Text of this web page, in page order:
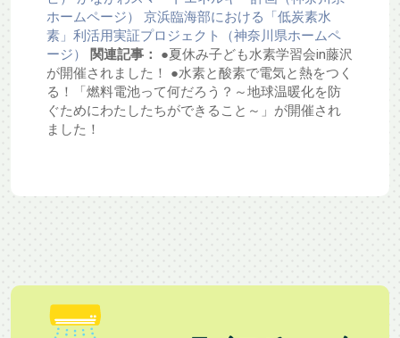
ホームページ） 京浜臨海部における「低炭素水
素」利活用実証プロジェクト（神奈川県ホームペ
ージ） 関連記事： ●夏休み子ども水素学習会in藤沢
が開催されました！ ●水素と酸素で電気と熱をつく
る！「燃料電池って何だろう？～地球温暖化を防
ぐためにわたしたちができること～」が開催され
ました！